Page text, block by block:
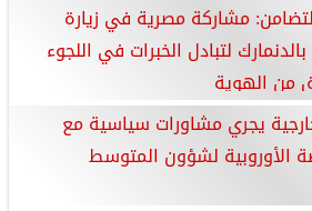
مشاركة مصرية في زيارة
لتبادل الخبرات في اللجوء
من الهوية
يجري مشاورات سياسية مع
الأوروبية لشؤون المتوسط